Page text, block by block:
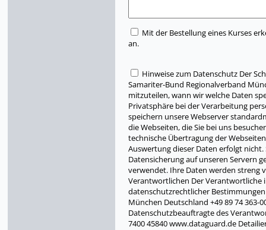
Mit der Bestellung eines Kurses
an.
Hinweise zum Datenschutz Der
Samariter-Bund Regionalverband
mitzuteilen, wann wir welche Daten
Privatsphäre bei der Verarbeitung
speichern unsere Webserver
die Webseiten, die Sie bei uns
technische Übertragung der
Auswertung dieser Daten erfolgt
Datensicherung auf unseren Servern
verwendet. Ihre Daten werden streng
Verantwortlichen Der Verantwortliche
datenschutzrechtlicher
München Deutschland +49 89 74
Datenschutzbeauftragte des
7400 45840 www.dataguard.de